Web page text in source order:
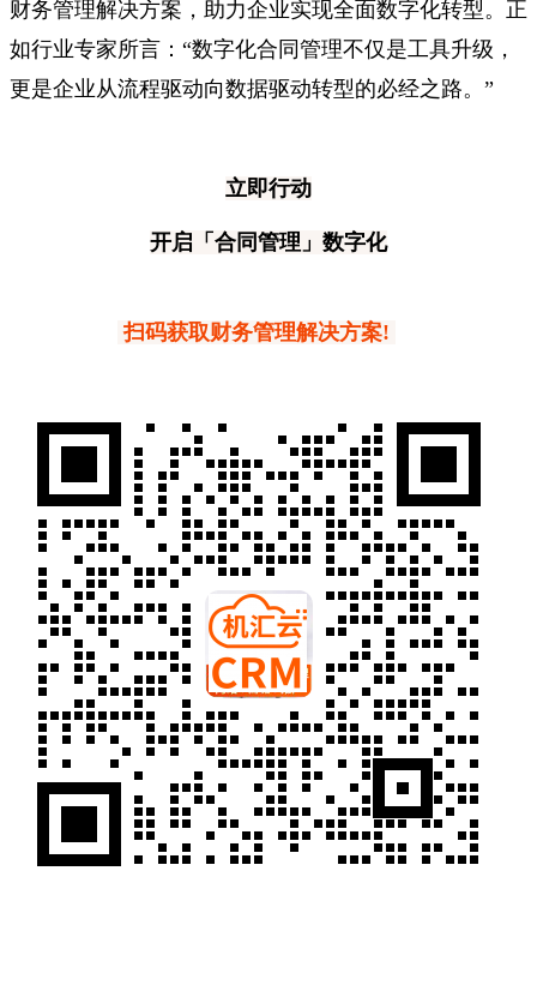
财务管理解决方案，助力企业实现全面数字化转型。正
如行业专家所言：“数字化合同管理不仅是工具升级，
更是企业从流程驱动向数据驱动转型的必经之路。”
立即行动
开启「合同管理」数字化
扫码获取财务管理解决方案!